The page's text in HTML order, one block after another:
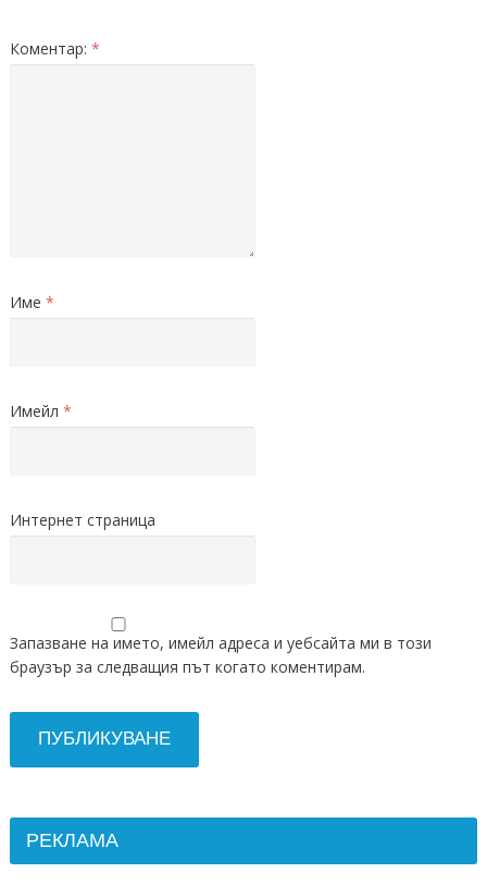
Коментар: *
Име *
Имейл *
Интернет страница
Запазване на името, имейл адреса и уебсайта ми в този
браузър за следващия път когато коментирам.
РЕКЛАМА